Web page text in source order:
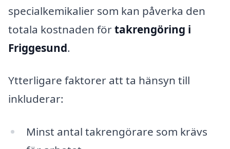
specialkemikalier som kan påverka den
totala kostnaden förtakrengöring i
Friggesund.
Ytterligare faktorer att ta hänsyn till
inkluderar:
Minst antal takrengörare som krävs